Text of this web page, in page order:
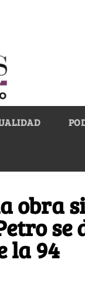
obra
se
la 94